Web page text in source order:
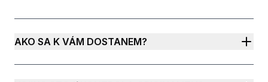
AKO SA K VÁM DOSTANEM?